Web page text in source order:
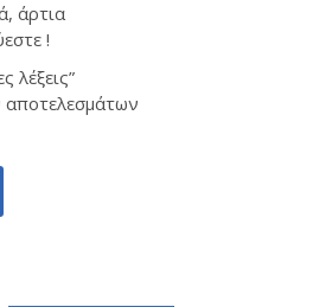
άρτια
!
λέξεις”
αποτελεσμάτων